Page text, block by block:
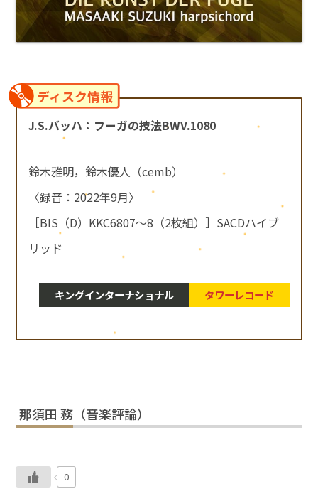
ディスク情報
J.S.バッハ：フーガの技法BWV.1080
鈴木雅明，鈴木優人（cemb）
〈録音：2022年9月〉
［BIS（D）KKC6807～8（2枚組）］SACDハイブ
リッド
キングインターナショナル タワーレコード
那須田 務（音楽評論）
0